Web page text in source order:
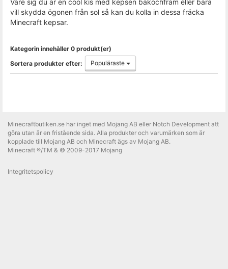
Vare sig du är en cool kis med kepsen bakochfram eller bara
vill skydda ögonen från sol så kan du kolla in dessa fräcka
Minecraft kepsar.
Kategorin innehåller 0 produkt(er)
Sortera produkter efter:
Populäraste
Minecraftbutiken.se har inget med Mojang AB eller Notch Development att
göra utan är en fristående sida. Alla produkter och varumärken som är
kopplade till Mojang AB och Minecraft ägs av Mojang AB.
Minecraft ®/TM & © 2009-2017 Mojang
Integritetspolicy